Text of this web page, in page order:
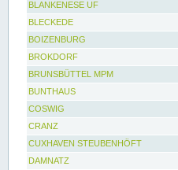
BLANKENESE UF
BLECKEDE
BOIZENBURG
BROKDORF
BRUNSBÜTTEL MPM
BUNTHAUS
COSWIG
CRANZ
CUXHAVEN STEUBENHÖFT
DAMNATZ